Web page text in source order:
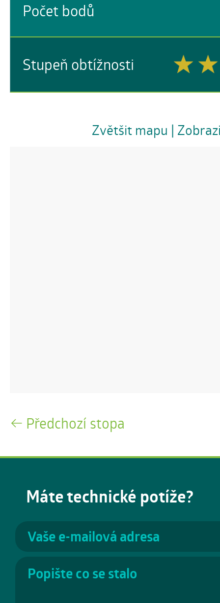
Počet bodů
Stupeň obtížnosti
Zvětšit mapu |
Předchozí stopa
Máte technické potíže?